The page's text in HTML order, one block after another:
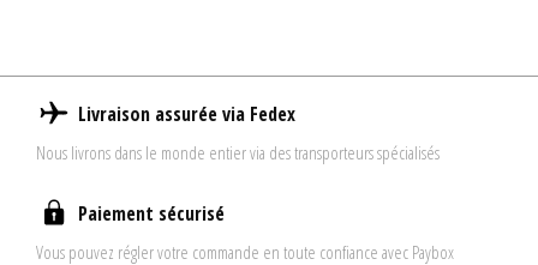
Livraison assurée via Fedex
Nous livrons dans le monde entier via des transporteurs spécialisés
Paiement sécurisé
Vous pouvez régler votre commande en toute confiance avec Paybox